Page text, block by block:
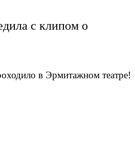
с клипом о
в Эрмитажном театре!